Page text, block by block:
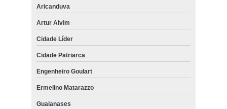
Aricanduva
Artur Alvim
Cidade Líder
Cidade Patriarca
Engenheiro Goulart
Ermelino Matarazzo
Guaianases